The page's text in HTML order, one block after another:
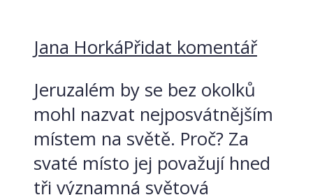
Jana HorkáPřidat komentář
Jeruzalém by se bez okolků
mohl nazvat nejposvátnějším
místem na světě. Proč? Za
svaté místo jej považují hned
tři významná světová